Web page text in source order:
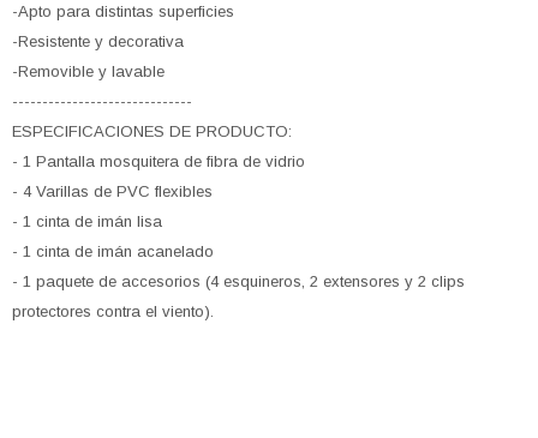
-Apto para distintas superficies
-Resistente y decorativa
-Removible y lavable
------------------------------
ESPECIFICACIONES DE PRODUCTO:
- 1 Pantalla mosquitera de fibra de vidrio
- 4 Varillas de PVC flexibles
- 1 cinta de imán lisa
- 1 cinta de imán acanelado
- 1 paquete de accesorios (4 esquineros, 2 extensores y 2 clips
protectores contra el viento).